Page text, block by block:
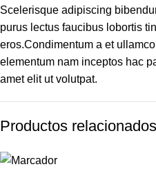
Scelerisque adipiscing
purus lectus faucibus lobortis
eros.Condimentum a et
elementum nam inceptos hac
amet elit ut volutpat.
Productos relacionados